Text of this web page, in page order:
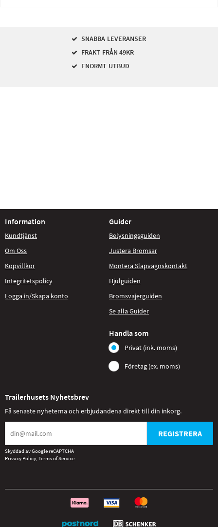
SNABBA LEVERANSER
FRAKT FRÅN 49KR
ENORMT UTBUD
Information
Kundtjänst
Om Oss
Köpvillkor
Integritetspolicy
Logga in/Skapa konto
Guider
Belysningsguiden
Justera Bromsar
Montera Släpvagnskontakt
Hjulguiden
Bromsvajerguiden
Se alla Guider
Handla som
Privat (ink. moms)
Företag (ex. moms)
Trailerhusets Nyhetsbrev
Få senaste nyheterna och erbjudandena direkt till din inkorg.
REGISTRERA
Skyddad av Google reCAPTCHA
Privacy Policy, Terms of Service